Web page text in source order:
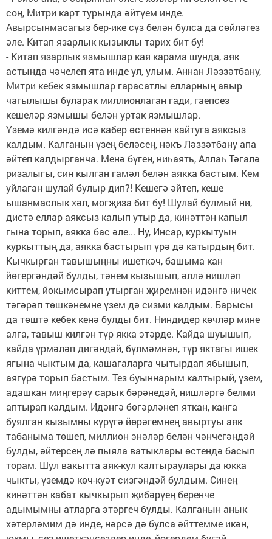
соң, Митри карт турында әйтүем инде.
Авырсынмасагыз бер-ике сүз белән булса да сөйләгез
әле. Китап язарлык кызыклы тарих бит бу!
- Китап язарлык язмышлар кая карама шунда, аяк
астында чәчелеп ята инде ул, улым. Аннан Ләззәтбану,
Митри кебек язмышлар гарасатлы елларның авыр
чагылышы буларак миллионлаган гади, гаепсез
кешеләр язмышы белән уртак язмышлар.
Үземә килгәндә исә кабер өстеннән кайтуга аяксыз
калдым. Калганын үзең беләсең, нәкъ Ләззәтбану апа
әйтеп калдырганча. Менә бүген, ниһаять, Аллаһ Тәгалә
ризалыгы, син кылган гамәл белән аякка бастым. Кем
уйлаган шулай булыр дип?! Кешегә әйтеп, кеше
ышанмаслык хәл, могҗиза бит бу! Шулай булмый ни,
дистә еллар аяксыз калып утыр да, кинәттән капыл
гына торып, аякка бас әле... Ну, Инсар, куркытуын
куркыттың да, аякка бастырып үрә дә катырдың бит.
Кычкырган тавышыңны ишеткәч, башыма кан
йөгергәндәй булды, тәнем кызышып, әллә нишләп
киттем, йокымсырап утырган җиремнән идәнгә ничек
тәгәрәп төшкәнемне үзем дә сизми калдым. Барысы
да төштә кебек кенә булды бит. Ниндидер көчләр мине
алга, тавыш килгән түр якка этәрде. Кайда шуышып,
кайда үрмәләп дигәндәй, бүлмәмнән, түр яктагы ишек
ягына чыктым да, кашагаларга чытырдап ябышып,
аягүрә торып бастым. Тез буыннарым калтырый, үзем,
адашкан миңгерәү сарык бәрәнедәй, нишләргә белми
аптырап калдым. Идәнгә бөгәрләнеп яткан, канга
буялган кызымны күрүгә йөрәгемнең авыртуы аяк
табаныма төшеп, миллион энәләр белән чәнчегәндәй
булды, әйтерсең лә пыяла ватыклары өстендә басып
торам. Шул вакытта аяк-кул калтыраулары да юкка
чыкты, үземдә көч-куәт сизгәндәй булдым. Синең
кинәттән кабат кычкырып җибәрүең беренче
адымымны атларга этәргеч булды. Калганын анык
хәтерләмим дә инде, нәрсә дә булса әйттемме икән,